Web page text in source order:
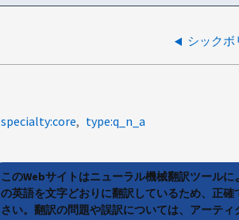
specialty:core type:q_n_a
このWebサイトはニューラル機械翻訳ツール
の英語を文字どおりに翻訳しているため、正
さい。翻訳の問題や誤訳については、アーテ